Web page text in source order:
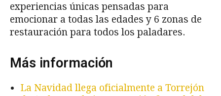
experiencias únicas pensadas para
emocionar a todas las edades y 6 zonas de
restauración para todos los paladares.
Más información
La Navidad llega oficialmente a Torrejón